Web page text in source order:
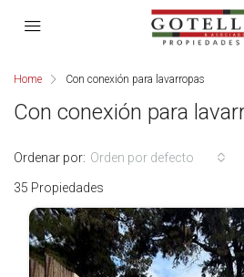
Home Con conexión para lavarropas
Con conexión para
35 Propiedades
Ordenar por: Orden por defecto